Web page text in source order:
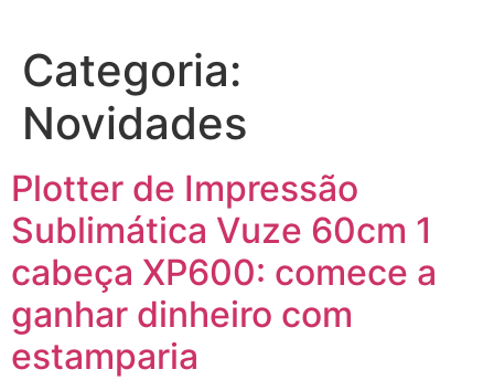
Categoria:
Novidades
Plotter de Impressão
Sublimática Vuze 60cm 1
cabeça XP600: comece a
ganhar dinheiro com
estamparia